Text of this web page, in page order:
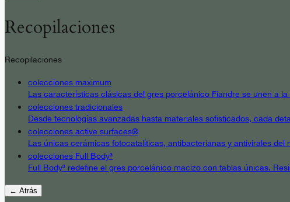
Recopilaciones
Recopilaciones
colecciones maximum
Las características clásicas del gres porcelánico Fiandre se unen a
colecciones tradicionales
Desde tecnologías avanzadas hasta materiales sofisticados, cada
colecciones active surfaces®
Las únicas cerámicas fotocatalíticas, antibacterianas y antivirales
colecciones Full Body³
Full Body³ redefine el gres porcelánico macizo con tablas únicas.
← Atrás